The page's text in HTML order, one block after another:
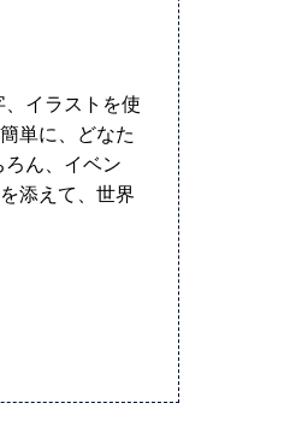
イラストを使
単に、どなた
ん、イベン
添えて、世界